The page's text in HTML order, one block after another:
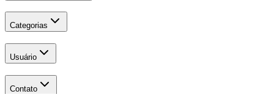
Categorias
Usuário
Contato